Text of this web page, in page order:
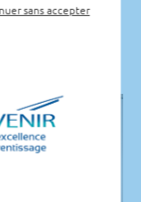
sans accepter
énergétique et